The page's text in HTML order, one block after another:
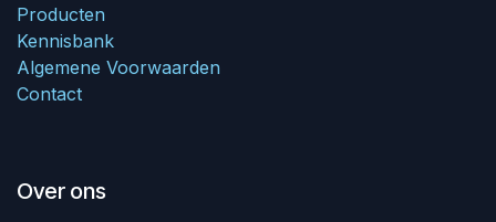
Producten
Kennisbank
Algemene Voorwaarden
Contact
Over ons